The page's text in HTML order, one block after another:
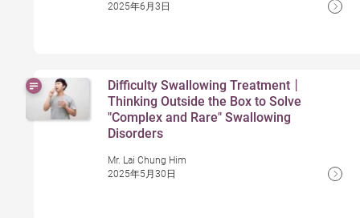
2025年6月3日
Difficulty Swallowing Treatment丨
Thinking Outside the Box to Solve
"Complex and Rare" Swallowing
Disorders
Mr. Lai Chung Him
2025年5月30日